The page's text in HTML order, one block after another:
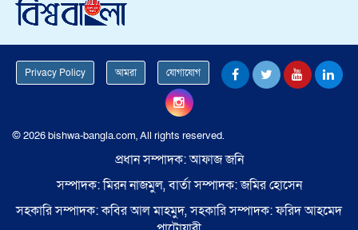
Privacy Policy আমরা যোগাযোগ
© 2026 bishwa-bangla.com, All rights reserved.
প্রধান সম্পাদক: আফাজ জনি
সম্পাদক: মিরন নাজমুল, বার্তা সম্পাদক: জমির হোসেন
সহকারি সম্পাদক: কবির আল মাহমুদ, সহকারি সম্পাদক: ফরিদ আহমেদ